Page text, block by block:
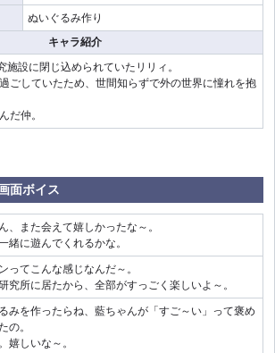
ぬいぐるみ作り
キャラ紹介
施設に閉じ込められていたリリィ。
ごしていたため、世間知らずで外の世界に憧れを抱
だ仲。
面ボイス
、また会えて嬉しかったな～。
緒に遊んでくれるかな。
ってこんな感じなんだ～。
究所に居たから、全部がすっごく楽しいよ～。
みを作ったらね、藍ちゃんが「すご～い」って褒め
の。
嬉しいな～。